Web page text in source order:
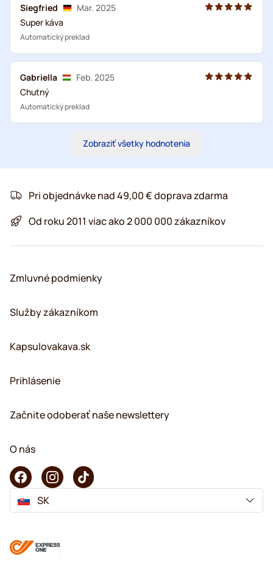
Siegfried
Mar. 2025
Super káva
Automatický preklad
Gabriella
Feb. 2025
Chutný
Automatický preklad
Zobraziť všetky hodnotenia
Pri objednávke nad 49,00 € doprava zdarma
Od roku 2011 viac ako 2 000 000 zákazníkov
Zmluvné podmienky
Služby zákazníkom
Kapsulovakava.sk
Prihlásenie
Začnite odoberať naše newslettery
O nás
SK